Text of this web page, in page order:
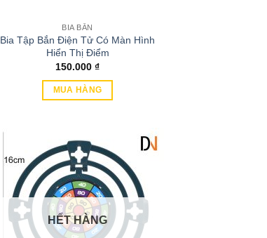
BIA BẮN
Bia Tập Bắn Điện Tử Có Màn Hình
Hiển Thị Điểm
150.000₫
MUA HÀNG
HẾT HÀNG